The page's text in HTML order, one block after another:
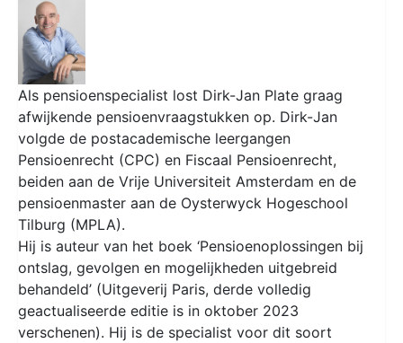
Als pensioenspecialist lost Dirk-Jan Plate graag
afwijkende pensioenvraagstukken op. Dirk-Jan
volgde de postacademische leergangen
Pensioenrecht (CPC) en Fiscaal Pensioenrecht,
beiden aan de Vrije Universiteit Amsterdam en de
pensioenmaster aan de Oysterwyck Hogeschool
Tilburg (MPLA).
Hij is auteur van het boek ‘Pensioenoplossingen bij
ontslag, gevolgen en mogelijkheden uitgebreid
behandeld’ (Uitgeverij Paris, derde volledig
geactualiseerde editie is in oktober 2023
verschenen). Hij is de specialist voor dit soort